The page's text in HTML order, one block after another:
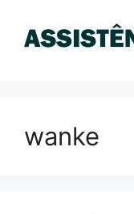
wanke